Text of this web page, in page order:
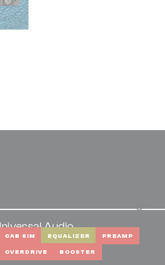
CAB SIM EQUALIZER PREAMP
OVERDRIVE BOOSTER
Audio